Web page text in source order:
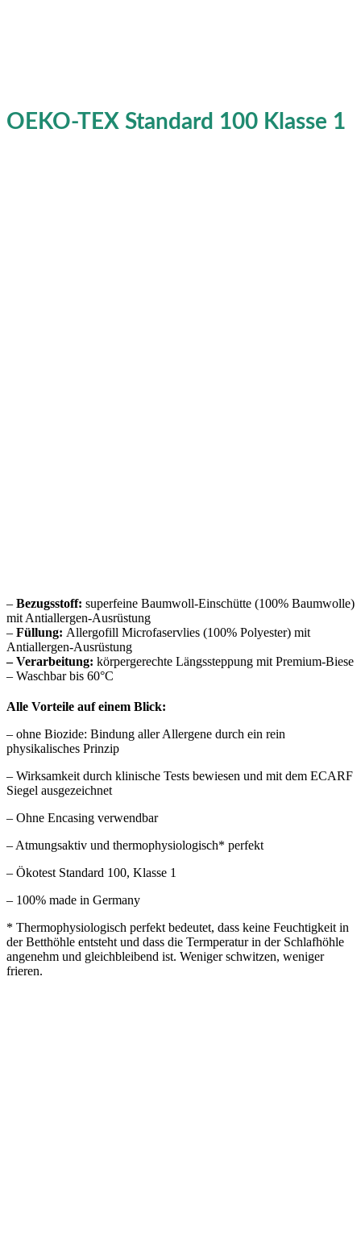
OEKO-TEX Standard 100 Klasse 1
– Bezugsstoff: superfeine Baumwoll-Einschütte (100% Baumwolle)
mit Antiallergen-Ausrüstung
– Füllung: Allergofill Microfaservlies (100% Polyester) mit
Antiallergen-Ausrüstung
– Verarbeitung: körpergerechte Längssteppung mit Premium-Biese
– Waschbar bis 60°C
Alle Vorteile auf einem Blick:
– ohne Biozide: Bindung aller Allergene durch ein rein
physikalisches Prinzip
– Wirksamkeit durch klinische Tests bewiesen und mit dem ECARF
Siegel ausgezeichnet
– Ohne Encasing verwendbar
– Atmungsaktiv und thermophysiologisch* perfekt
– Ökotest Standard 100, Klasse 1
– 100% made in Germany
* Thermophysiologisch perfekt bedeutet, dass keine Feuchtigkeit in
der Betthöhle entsteht und dass die Termperatur in der Schlafhöhle
angenehm und gleichbleibend ist. Weniger schwitzen, weniger
frieren.